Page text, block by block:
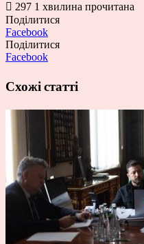
297 1 хвилина прочитана
Поділитися
Facebook
Поділитися
Facebook
Схожі статті